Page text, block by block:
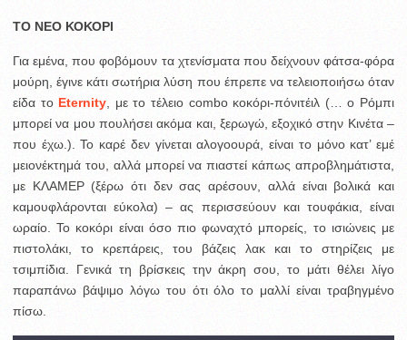
TO NEO ΚΟΚΟΡΙ
Για εμένα, που φοβόμουν τα χτενίσματα που δείχνουν φάτσα-φόρα
μούρη, έγινε κάτι σωτήρια λύση που έπρεπε να τελειοποιήσω όταν
είδα το Eternity , με το τέλειο combo κοκόρι-πόνιτέιλ (… ο Ρόμπι
μπορεί να μου πουλήσει ακόμα και, ξερωγώ, εξοχικό στην Κινέτα –
που έχω.). Το καρέ δεν γίνεται αλογοουρά, είναι το μόνο κατ’ εμέ
μειονέκτημά του, αλλά μπορεί να πιαστεί κάπως απροβλημάτιστα,
με ΚΛΑΜΕΡ (ξέρω ότι δεν σας αρέσουν, αλλά είναι βολικά και
καμουφλάρονται εύκολα) – ας περισσεύουν και τουφάκια, είναι
ωραίο. Το κοκόρι είναι όσο πιο φωναχτό μπορείς, το ισιώνεις με
πιστολάκι, το κρεπάρεις, του βάζεις λακ και το στηρίζεις με
τσιμπίδια. Γενικά τη βρίσκεις την άκρη σου, το μάτι θέλει λίγο
παραπάνω βάψιμο λόγω του ότι όλο το μαλλί είναι τραβηγμένο
πίσω.